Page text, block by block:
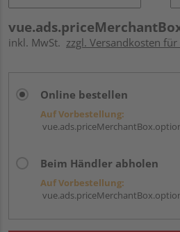
inkl. MwSt. zzgl. Versandkosten
Online bestellen
Auf Vorbestellung:
Beim Händler abholen
Auf Vorbestellung: